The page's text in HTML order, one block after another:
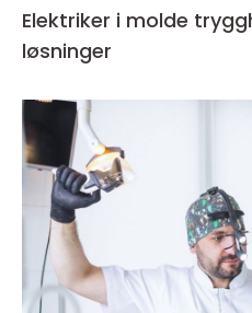
Elektriker i molde trygghet, kvalitet og lokale
løsninger